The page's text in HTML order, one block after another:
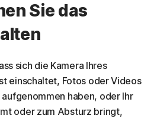
Sie das
sich die Kamera Ihres
einschaltet, Fotos oder Videos
haben, oder Ihr
oder zum Absturz bringt,